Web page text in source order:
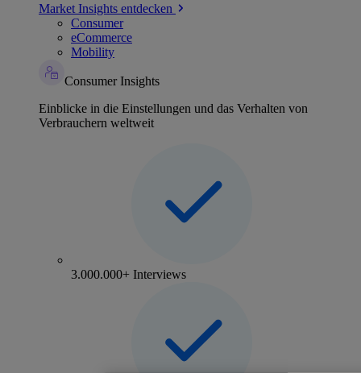
Market Insights entdecken
Consumer
eCommerce
Mobility
Consumer Insights
Einblicke in die Einstellungen und das Verhalten von
Verbrauchern weltweit
3.000.000+ Interviews